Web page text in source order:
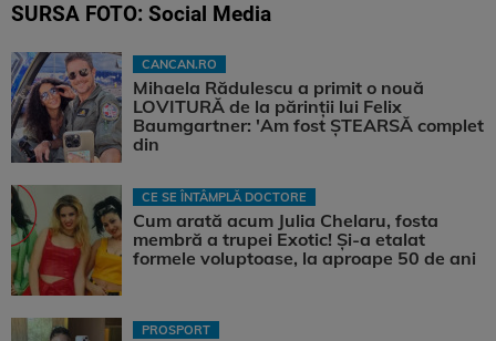
SURSA FOTO: Social Media
CANCAN.RO
Mihaela Rădulescu a primit o nouă
LOVITURĂ de la părinții lui Felix
Baumgartner: 'Am fost ȘTEARSĂ complet
din
CE SE ÎNTÂMPLĂ DOCTORE
Cum arată acum Julia Chelaru, fosta
membră a trupei Exotic! Și-a etalat
formele voluptoase, la aproape 50 de ani
PROSPORT